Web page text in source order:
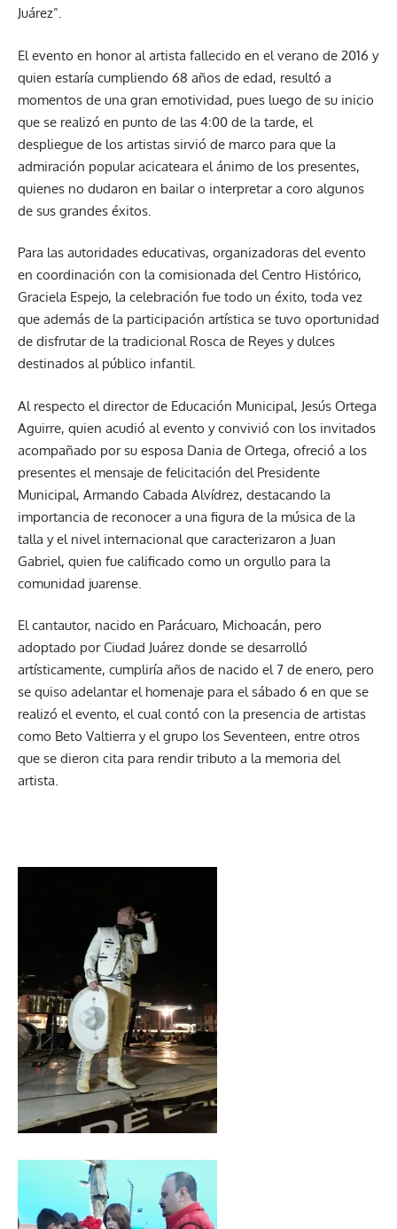
Juárez”.
El evento en honor al artista fallecido en el verano de 2016 y
quien estaría cumpliendo 68 años de edad, resultó a
momentos de una gran emotividad, pues luego de su inicio
que se realizó en punto de las 4:00 de la tarde, el
despliegue de los artistas sirvió de marco para que la
admiración popular acicateara el ánimo de los presentes,
quienes no dudaron en bailar o interpretar a coro algunos
de sus grandes éxitos.
Para las autoridades educativas, organizadoras del evento
en coordinación con la comisionada del Centro Histórico,
Graciela Espejo, la celebración fue todo un éxito, toda vez
que además de la participación artística se tuvo oportunidad
de disfrutar de la tradicional Rosca de Reyes y dulces
destinados al público infantil.
Al respecto el director de Educación Municipal, Jesús Ortega
Aguirre, quien acudió al evento y convivió con los invitados
acompañado por su esposa Dania de Ortega, ofreció a los
presentes el mensaje de felicitación del Presidente
Municipal, Armando Cabada Alvídrez, destacando la
importancia de reconocer a una figura de la música de la
talla y el nivel internacional que caracterizaron a Juan
Gabriel, quien fue calificado como un orgullo para la
comunidad juarense.
El cantautor, nacido en Parácuaro, Michoacán, pero
adoptado por Ciudad Juárez donde se desarrolló
artísticamente, cumpliría años de nacido el 7 de enero, pero
se quiso adelantar el homenaje para el sábado 6 en que se
realizó el evento, el cual contó con la presencia de artistas
como Beto Valtierra y el grupo los Seventeen, entre otros
que se dieron cita para rendir tributo a la memoria del
artista.